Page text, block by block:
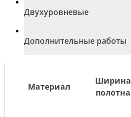
Двухуровневые
Дополнительные работы
Материал
Ширина
полотна